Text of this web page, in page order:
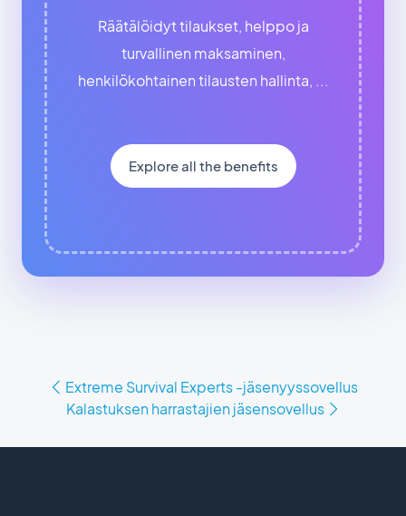
Räätälöidyt tilaukset, helppo ja
turvallinen maksaminen,
henkilökohtainen tilausten hallinta, ...
Explore all the benefits
Extreme Survival Experts -jäsenyyssovellus
Kalastuksen harrastajien jäsensovellus